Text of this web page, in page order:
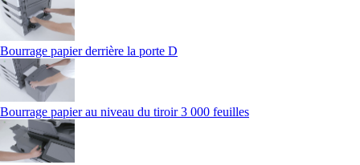
Bourrage papier derrière la porte D
Bourrage papier au niveau du tiroir 3 000 feuilles